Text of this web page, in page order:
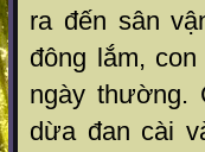
ra đến sân
đông lắm,
ngày thường.
dừa đan cài